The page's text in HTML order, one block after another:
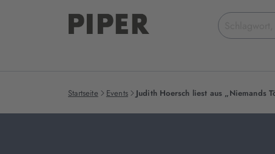
Suchbegriff
eingeben
Startseite Events Judith Hoersch liest aus „Niemands